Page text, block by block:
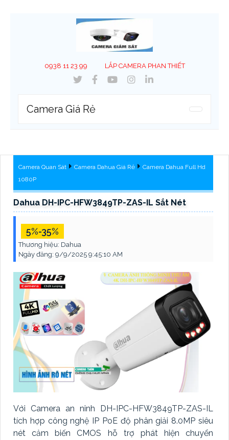
0938 11 23 99 LẮP CAMERA PHAN THIẾT
Camera Giá Rẻ
Camera Quan Sát Camera Dahua Giá Rẻ
Camera Dahua Full Hd
1080P
Dahua DH-IPC-HFW3849TP-ZAS-IL Sắt Nét
5%-35%
Thương hiệu: Dahua
Ngày đăng: 9/9/2025 9:45:10 AM
Với Camera an ninh DH-IPC-HFW3849TP-ZAS-IL
tích hợp công nghệ IP PoE độ phân giải 8.0MP siêu
nét cảm biến CMOS hỗ trợ phát hiện chuyển